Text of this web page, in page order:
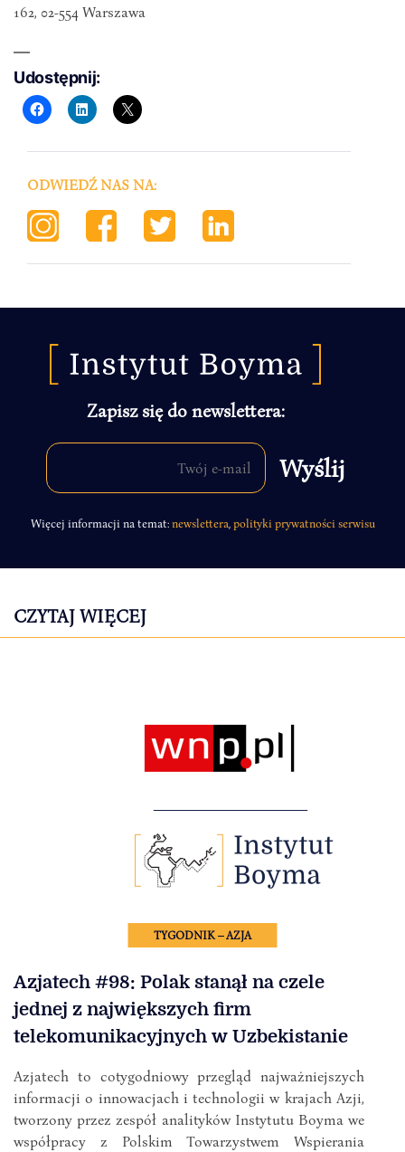
162, 02-554 Warszawa
Udostępnij:
ODWIEDŹ NAS NA:
Zapisz się do newslettera:
Więcej informacji na temat:newslettera,polityki prywatności serwisu
CZYTAJ WIĘCEJ
TYGODNIK – AZJA
Azjatech #98: Polak stanął na czele
jednej z największych firm
telekomunikacyjnych w Uzbekistanie
Azjatech to cotygodniowy przegląd najważniejszych
informacji o innowacjach i technologii w krajach Azji,
tworzony przez zespół analityków Instytutu Boyma we
współpracy z Polskim Towarzystwem Wspierania